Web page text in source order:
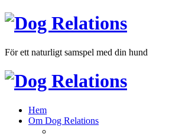
För ett naturligt samspel med din hund
Hem
Om Dog Relations